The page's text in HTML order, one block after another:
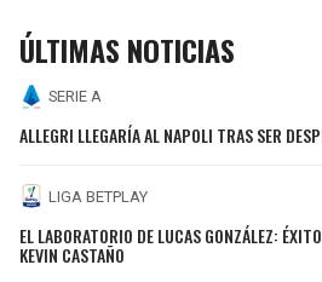
ÚLTIMAS NOTICIAS
SERIE A
ALLEGRI LLEGARÍA AL NAPOLI TRAS SER
LIGA BETPLAY
EL LABORATORIO DE LUCAS GONZÁLEZ:
KEVIN CASTAÑO